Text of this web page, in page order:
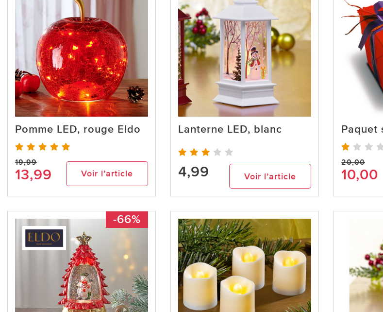
Pomme LED, rouge Eldo
19,99
13,99 Voir l’article
Lanterne LED, blanc
4,99 Voir l’article
Paquet
20,00
10,00
-66%